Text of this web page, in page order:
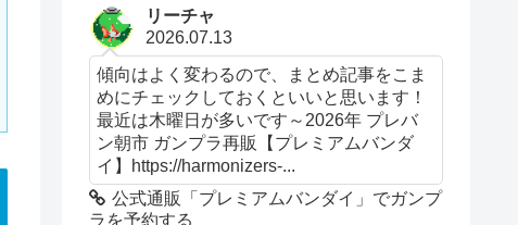
リーチャ
2026.07.13
傾向はよく変わるので、まとめ記事をこま
めにチェックしておくといいと思います！
最近は木曜日が多いです～2026年 プレバ
ン朝市 ガンプラ再販【プレミアムバンダ
イ】https://harmonizers-...
公式通販「プレミアムバンダイ」でガンプ
ラを予約する